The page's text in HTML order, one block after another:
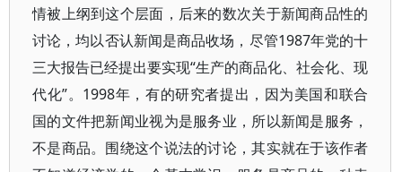
情被上纲到这个层面，后来的数次关于新闻商品性的
讨论，均以否认新闻是商品收场，尽管1987年党的十
三大报告已经提出要实现“生产的商品化、社会化、现
代化”。1998年，有的研究者提出，因为美国和联合
国的文件把新闻业视为是服务业，所以新闻是服务，
不是商品。围绕这个说法的讨论，其实就在于该作者